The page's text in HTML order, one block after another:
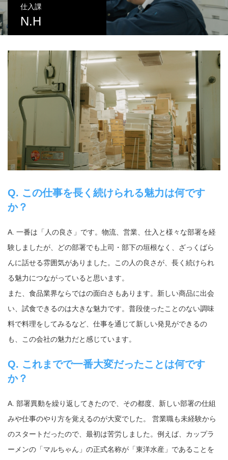
仕入課
N.H
Q. この仕事を長く続けられる魅力は何です
か？
A. 一番は「人の良さ」です。物流、営業、仕入と様々な部署を経
験しましたが、どの部署でも上司・部下の垣根なく、ざっくばら
んに話せる雰囲気がありました。この人の良さが、長く続けられ
る魅力につながっていると思います。
また、食品業界ならではの面白さもあります。新しい商品に出会
い、試食できるのは大きな魅力です。普段使ったことのない調味
料で料理をしてみるなど、仕事を通じて新しい発見ができるの
も、この会社の魅力だと感じています。
Q. これまでで一番大変だったことは何です
か？
A. 部署異動を繰り返してきたので、その都度、新しい部署の仕組
みや仕事のやり方を覚えるのが大変でした。 営業職も未経験から
のスタートだったので、最初は苦労しました。例えば、カップラ
ーメンの「マルちゃん」の正式名称が「東洋水産」であることを